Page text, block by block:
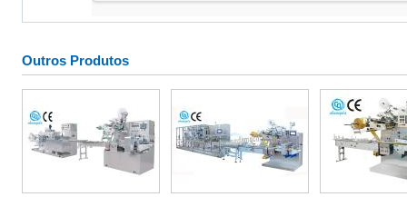
Outros Produtos